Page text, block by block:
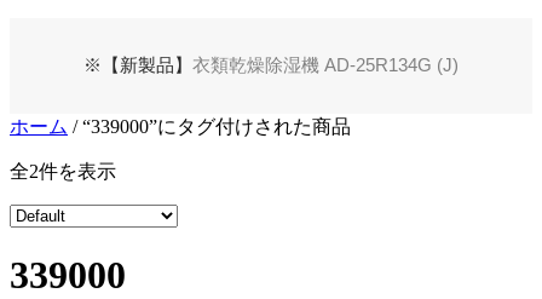
※【新製品】 衣類乾燥除湿機 AD-25R134G (J)
ホーム /“339000”にタグ付けされた商品
全2件を表示
339000